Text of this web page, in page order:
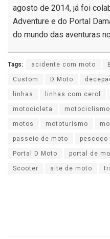
agosto de 2014, já foi
Adventure e do Portal
do mundo das aventuras
Tags: acidente com moto
Custom D Moto
linhas linhas com cerol
motocicleta motociclismo
motos mototurismo
passeio de moto pescoço
Portal D Moto portal de
Scooter site de moto